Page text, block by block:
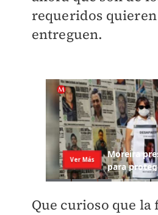
requeridos
entreguen.
Que curioso que la